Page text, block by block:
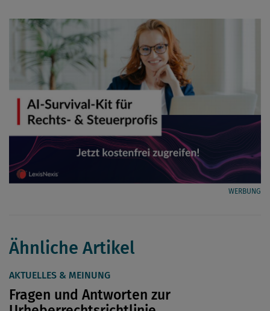
WERBUNG
Ähnliche Artikel
AKTUELLES & MEINUNG
Fragen und Antworten zur